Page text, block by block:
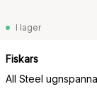
I lager
Fiskars
All Steel